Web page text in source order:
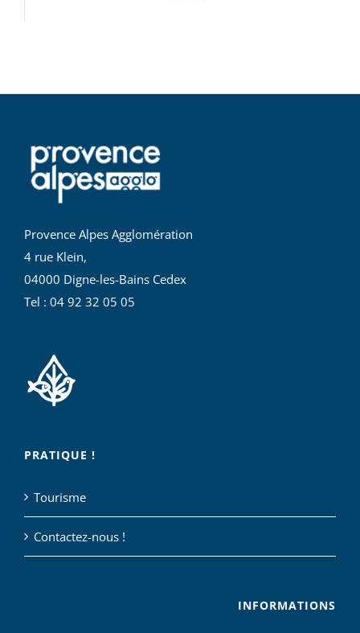
Provence Alpes Agglomération
4 rue Klein,
04000 Digne-les-Bains Cedex
Tel : 04 92 32 05 05
PRATIQUE !
Tourisme
Contactez-nous !
INFORMATIONS